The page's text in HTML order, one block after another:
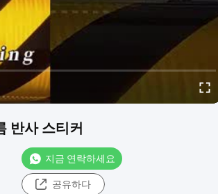
반사 스티커
지금 연락하세요
공유하다